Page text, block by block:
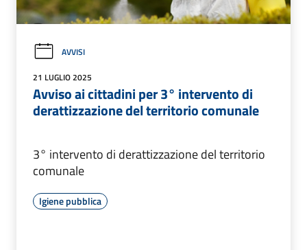
AVVISI
21 LUGLIO 2025
Avviso ai cittadini per 3° intervento di
derattizzazione del territorio comunale
3° intervento di derattizzazione del territorio
comunale
Igiene pubblica